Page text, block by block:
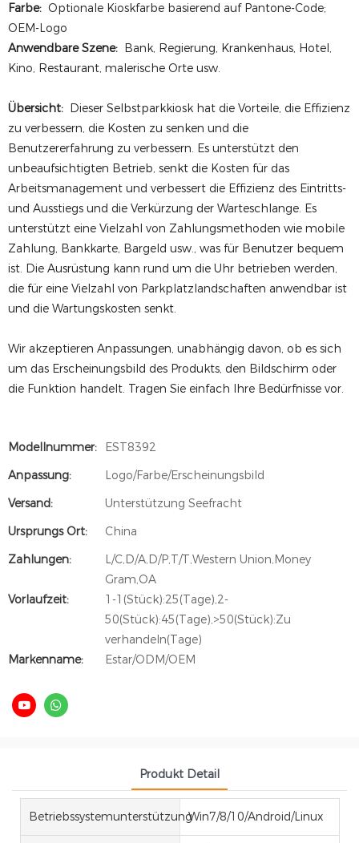
Farbe: Optionale Kioskfarbe basierend auf Pantone-Code;
OEM-Logo
Anwendbare Szene: Bank, Regierung, Krankenhaus, Hotel,
Kino, Restaurant, malerische Orte usw.
Übersicht: Dieser Selbstparkkiosk hat die Vorteile, die Effizienz
zu verbessern, die Kosten zu senken und die
Benutzererfahrung zu verbessern. Es unterstützt den
unbeaufsichtigten Betrieb, senkt die Kosten für das
Arbeitsmanagement und verbessert die Effizienz des Eintritts-
und Ausstiegs und die Verkürzung der Warteschlange. Es
unterstützt eine Vielzahl von Zahlungsmethoden wie mobile
Zahlung, Bankkarte, Bargeld usw., was für Benutzer bequem
ist. Die Ausrüstung kann rund um die Uhr betrieben werden,
die für eine Vielzahl von Parkplatzlandschaften anwendbar ist
und die Wartungskosten senkt.
Wir akzeptieren Anpassungen, unabhängig davon, ob es sich
um das Erscheinungsbild des Produkts, den Bildschirm oder
die Funktion handelt. Tragen Sie einfach Ihre Bedürfnisse vor.
Modellnummer:
EST8392
Anpassung:
Logo/Farbe/Erscheinungsbild
Versand:
Unterstützung Seefracht
Ursprungs Ort:
China
Zahlungen:
L/C,D/A,D/P,T/T,Western Union,Money
Gram,OA
Vorlaufzeit:
1-1(Stück):25(Tage),2-
50(Stück):45(Tage),>50(Stück):Zu
verhandeln(Tage)
Markenname:
Estar/ODM/OEM
Produkt Detail
BetriebssystemunterstützungWin7/8/10/Android/Linux